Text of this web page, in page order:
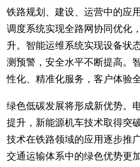
铁路规划、建设、运营中的应
调度系统实现全路网协同优化
升。智能运维系统实现设备状
测预警，安全水平不断提高。
性化、精准化服务，客户体验
绿色低碳发展将形成新优势。
提升，新能源机车技术取得突
技术在铁路领域的应用逐步推
交通运输体系中的绿色优势更